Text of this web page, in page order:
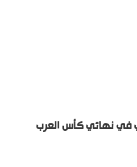
في نهائي كأس العرب